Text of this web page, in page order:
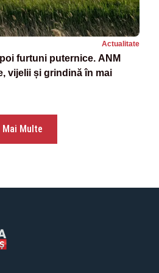
Actualitate
furtuni puternice. ANM
vijelii și grindină în mai
Mai Multe